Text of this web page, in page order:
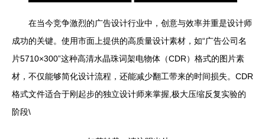
在当今竞争激烈的广告设计行业中，创意与效率并重是设计师
成功的关键。使用市面上提供的高质量设计素材，如“广告公司名
片5710×300”这种高清水晶珠词架电物体（CDR）格式的图片素
材，不仅能够简化设计流程，还能减少翻工带来的时间损失。CDR
格式文件适合于刚起步的独立设计师来掌握,极大压缩反复实验的
阶段\